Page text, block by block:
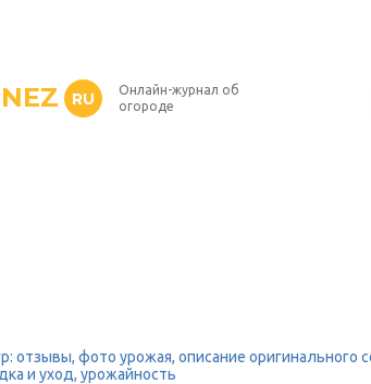
RU
Онлайн-журнал об
огороде
отзывы, фото урожая, описание оригинального
и уход, урожайность